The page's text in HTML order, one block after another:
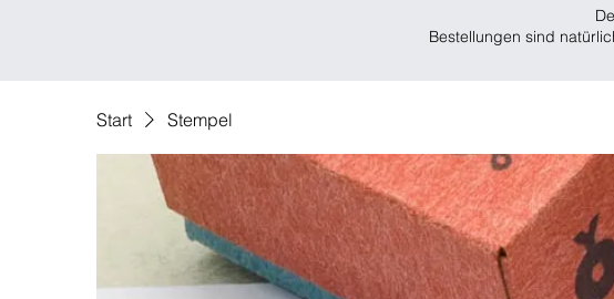
Bestellungen sind
Start Stempel